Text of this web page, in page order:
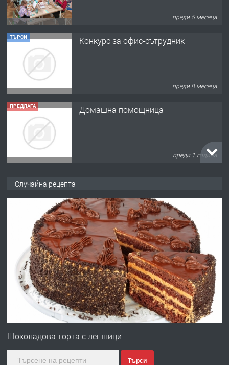
преди 5 месеца
ТЪРСИ Конкурс за офис-сътрудник
преди 8 месеца
ПРЕДЛАГА Домашна помощница
преди 1 година
преди 2 години
ПРЕДЛАГА
УДЪЛЖАВАНЕ НА ЧОВЕШКИЯТ
ЖИВОТ И ПОДОБРЯВАНЕ НА
НЕГОВОТО КАЧЕСТВО
преди 2 години
Имот в Северна Гърция, до Кавала
Случайна рецепта
Шоколадова торта с лешници
Търси